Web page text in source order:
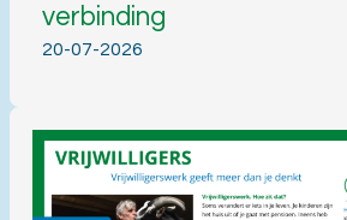
verbinding
20-07-2026